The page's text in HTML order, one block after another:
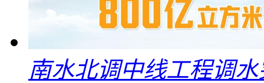
南水北调中线工程调